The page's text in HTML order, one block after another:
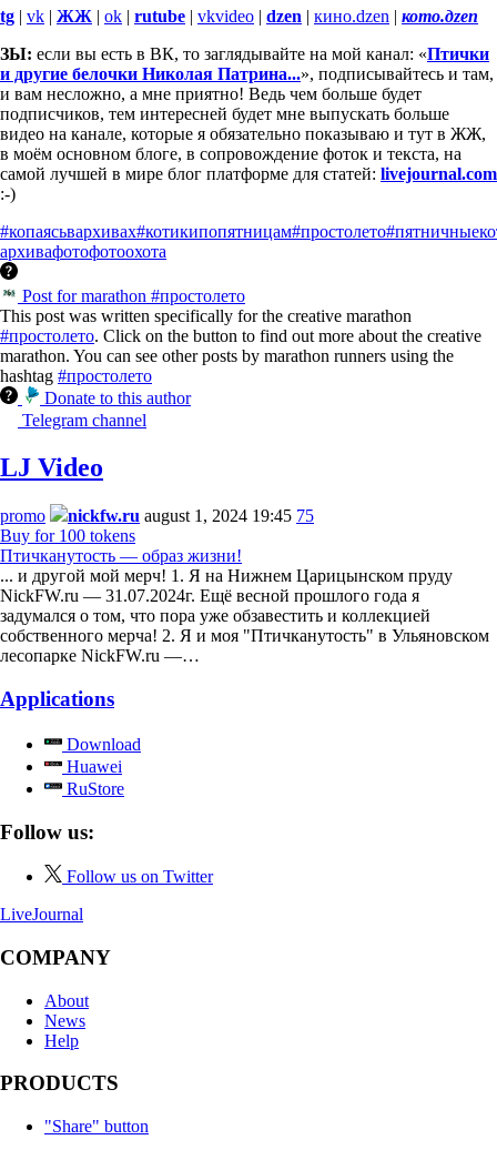
tg | vk | ЖЖ | ok | rutube | vkvideo | dzen | кино.dzen | кото.дzen
ЗЫ: если вы есть в ВК, то заглядывайте на мой канал: «Птички
и другие белочки Николая Патрина...», подписывайтесь и там,
и вам несложно, а мне приятно! Ведь чем больше будет
подписчиков, тем интересней будет мне выпускать больше
видео на канале, которые я обязательно показываю и тут в ЖЖ,
в моём основном блоге, в сопровождение фоток и текста, на
самой лучшей в мире блог платформе для статей: livejournal.com
:-)
#копаясьвархивах#котикипопятницам#простолето
архивафотофотоохота
Post for marathon #простолето
This post was written specifically for the creative marathon
#простолето. Click on the button to find out more about the creative
marathon. You can see other posts by marathon runners using the
hashtag #простолето
Donate to this author
Telegram channel
LJ Video
promo nickfw.ru august 1, 2024 19:45 75
Buy for 100 tokens
Птичканутость — образ жизни!
... и другой мой мерч! 1. Я на Нижнем Царицынском пруду
NickFW.ru — 31.07.2024г. Ещё весной прошлого года я
задумался о том, что пора уже обзавестить и коллекцией
собственного мерча! 2. Я и моя "Птичканутость" в Ульяновском
лесопарке NickFW.ru —…
Applications
Download
Huawei
RuStore
Follow us:
Follow us on Twitter
LiveJournal
COMPANY
About
News
Help
PRODUCTS
"Share" button